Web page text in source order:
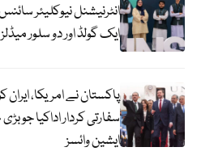
ایک گولڈ اور دو سلور
پاکستان نے امریکا، ایران
سفارتی کردار اداکیا جو
ایشین وائسز